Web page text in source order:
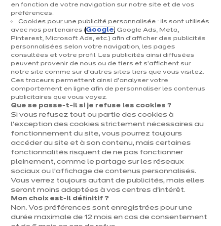
Cuisines & aménagement
Cuisines équipées
Inspirations & conseils
Aménagement intérieur
Votre projet
À propos d'ixina
Recrutement
Newsletter
Découvrez toutes nos nouveautés
en fonction de votre navigation sur notre site et de vos
préférences.
Cookies pour une publicité personnalisée : ils sont utilisés
avec nos partenaires (Google, Google Ads, Meta,
Pinterest, Microsoft Ads, etc.) afin d’afficher des publicités
personnalisées selon votre navigation, les pages
consultées et votre profil. Les publicités ainsi diffusées
peuvent provenir de nous ou de tiers et s'affichent sur
notre site comme sur d’autres sites tiers que vous visitez.
Ces traceurs permettent ainsi d'analyser votre
comportement en ligne afin de personnaliser les contenus
publicitaires que vous voyez.
Que se passe-t-il si je refuse les cookies ?
Si vous refusez tout ou partie des cookies à
l’exception des cookies strictement nécessaires au
fonctionnement du site, vous pourrez toujours
accéder au site et à son contenu, mais certaines
fonctionnalités risquent de ne pas fonctionner
pleinement, comme le partage sur les réseaux
sociaux ou l’affichage de contenus personnalisés.
Vous verrez toujours autant de publicités, mais elles
seront moins adaptées à vos centres d’intérêt.
Mon choix est-il définitif ?
Non. Vos préférences sont enregistrées pour une
durée maximale de 12 mois en cas de consentement